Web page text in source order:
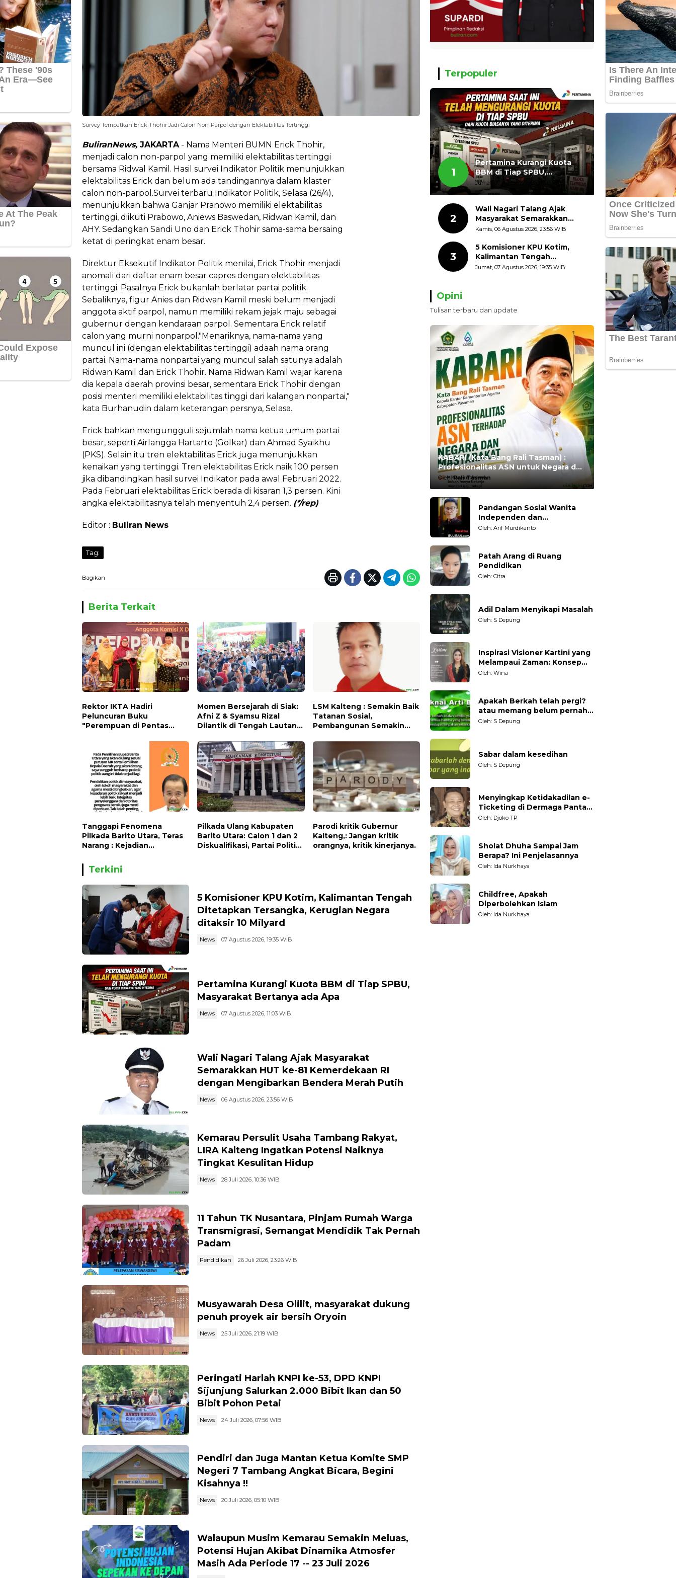
Survey Tempatkan Erick Thohir Jadi Calon Non-Parpol dengan Elektabilitas Tertinggi
BuliranNews, JAKARTA- Nama Menteri BUMN Erick Thohir,
menjadi calon non-parpol yang memiliki elektabilitas tertinggi
bersama Ridwal Kamil. Hasil survei Indikator Politik menunjukkan
elektabilitas Erick dan belum ada tandingannya dalam klaster
calon non-parpol.Survei terbaru Indikator Politik, Selasa (26/4),
menunjukkan bahwa Ganjar Pranowo memiliki elektabilitas
tertinggi, diikuti Prabowo, Aniews Baswedan, Ridwan Kamil, dan
AHY. Sedangkan Sandi Uno dan Erick Thohir sama-sama bersaing
ketat di peringkat enam besar.
Direktur Eksekutif Indikator Politik menilai, Erick Thohir menjadi
anomali dari daftar enam besar capres dengan elektabilitas
tertinggi. Pasalnya Erick bukanlah berlatar partai politik.
Sebaliknya, figur Anies dan Ridwan Kamil meski belum menjadi
anggota aktif parpol, namun memiliki rekam jejak maju sebagai
gubernur dengan kendaraan parpol. Sementara Erick relatif
calon yang murni nonparpol."Menariknya, nama-nama yang
muncul ini (dengan elektabilitas tertinggi) adaah nama orang
partai. Nama-nama nonpartai yang muncul salah satunya adalah
Ridwan Kamil dan Erick Thohir. Nama Ridwan Kamil wajar karena
dia kepala daerah provinsi besar, sementara Erick Thohir dengan
posisi menteri memiliki elektabilitas tinggi dari kalangan nonpartai,"
kata Burhanudin dalam keterangan persnya, Selasa.
Erick bahkan mengungguli sejumlah nama ketua umum partai
besar, seperti Airlangga Hartarto (Golkar) dan Ahmad Syaikhu
(PKS). Selain itu tren elektabilitas Erick juga menunjukkan
kenaikan yang tertinggi. Tren elektabilitas Erick naik 100 persen
jika dibandingkan hasil survei Indikator pada awal Februari 2022.
Pada Februari elektabilitas Erick berada di kisaran 1,3 persen. Kini
angka elektabilitasnya telah menyentuh 2,4 persen. (*/rep)
Editor : Buliran News
Tag:
Bagikan
Berita Terkait
Rektor IKTA Hadiri
Peluncuran Buku
"Perempuan di Pentas
Momen Bersejarah di Siak:
Afni Z & Syamsu Rizal
Dilantik di Tengah Lautan
LSM Kalteng : Semakin Baik
Tatanan Sosial,
Pembangunan Semakin
Tanggapi Fenomena
Pilkada Barito Utara, Teras
Narang : Kejadian
Kalimantan Tengah
Pilkada Ulang Kabupaten
Barito Utara: Calon 1 dan 2
Diskualifikasi, Partai Politik
Parodi kritik Gubernur
Kalteng,: Jangan kritik
orangnya, kritik kinerjanya.
Terkini
5 Komisioner KPU Kotim, Kalimantan Tengah
Ditetapkan Tersangka, Kerugian Negara
ditaksir 10 Milyard
News 07 Agustus 2026, 19:35 WIB
Pertamina Kurangi Kuota BBM di Tiap SPBU,
Masyarakat Bertanya ada Apa
News 07 Agustus 2026, 11:03 WIB
Wali Nagari Talang Ajak Masyarakat
Semarakkan HUT ke-81 Kemerdekaan RI
dengan Mengibarkan Bendera Merah Putih
News 06 Agustus 2026, 23:56 WIB
Kemarau Persulit Usaha Tambang Rakyat,
LIRA Kalteng Ingatkan Potensi Naiknya
Tingkat Kesulitan Hidup
News 28 Juli 2026, 10:36 WIB
11 Tahun TK Nusantara, Pinjam Rumah Warga
Transmigrasi, Semangat Mendidik Tak Pernah
Padam
Pendidikan 26 Juli 2026, 23:26 WIB
Musyawarah Desa Olilit, masyarakat dukung
penuh proyek air bersih Oryoin
News 25 Juli 2026, 21:19 WIB
Peringati Harlah KNPI ke-53, DPD KNPI
Sijunjung Salurkan 2.000 Bibit Ikan dan 50
Bibit Pohon Petai
News 24 Juli 2026, 07:56 WIB
Pendiri dan Juga Mantan Ketua Komite SMP
Negeri 7 Tambang Angkat Bicara, Begini
Kisahnya !!
News 20 Juli 2026, 05:10 WIB
Walaupun Musim Kemarau Semakin Meluas,
Potensi Hujan Akibat Dinamika Atmosfer
Masih Ada Periode 17 -- 23 Juli 2026
Terpopuler
1
Pertamina Kurangi Kuota
BBM di Tiap SPBU,
Masyarakat Bertanya ada
Apa
Jumat, 07 Agustus 2026, 11:03 WIB
2
Wali Nagari Talang Ajak
Masyarakat Semarakkan
HUT ke-81 Kemerdekaan RI
Bendera Merah Putih
Kamis, 06 Agustus 2026, 23:56 WIB
3
5 Komisioner KPU Kotim,
Kalimantan Tengah
Ditetapkan Tersangka,
Jumat, 07 Agustus 2026, 19:35 WIB
Opini
Tulisan terbaru dan update
KABARI (Kata Bang Rali Tasman) :
Profesionalitas ASN untuk Negara dan
Masyarakat
Oleh:Rali Tasman
Pandangan Sosial Wanita
Independen dan
Karakteristiknya
Oleh: Arif Murdikanto
Patah Arang di Ruang
Pendidikan
Oleh: Citra
Adil Dalam Menyikapi Masalah
Oleh: S Depung
Inspirasi Visioner Kartini yang
Melampaui Zaman: Konsep
Kecakapan Hidup bagi
Oleh: Wina
Apakah Berkah telah pergi?
atau memang belum pernah
datang?
Oleh: S Depung
Sabar dalam kesedihan
Oleh: S Depung
Menyingkap Ketidakadilan e-
Ticketing di Dermaga Pantai
Kartini Jepara, terhadap
Oleh: Djoko TP
Sholat Dhuha Sampai Jam
Berapa? Ini Penjelasannya
Oleh: Ida Nurkhaya
Childfree, Apakah
Diperbolehkan Islam
Oleh: Ida Nurkhaya